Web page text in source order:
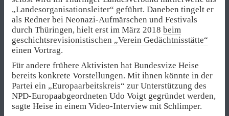
„Landesorganisationsleiter“ geführt. Daneben tingelt er
als Redner bei Neonazi-Aufmärschen und Festivals
durch Thüringen, hielt erst im März 2018 beim
geschichtsrevisionistischen „Verein Gedächtnisstätte“
einen Vortrag.
Für andere frühere Aktivisten hat Bundesvize Heise
bereits konkrete Vorstellungen. Mit ihnen könnte in der
Partei ein „Europaarbeitskreis“ zur Unterstützung des
NPD-Europaabgeordneten Udo Voigt gegründet werden,
sagte Heise in einem Video-Interview mit Schlimper.